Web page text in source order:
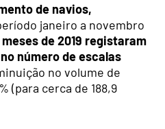
de navios,
janeiro a novembro
meses de 2019 registaram
número de escalas
no volume de
(para cerca de 188,9